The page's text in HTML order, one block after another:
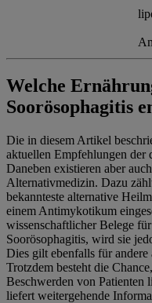
Welche
Soorösophagitis
Die in diesem Artikel
aktuellen Empfehlungen
Daneben existieren aber
Alternativmedizin. Dazu
bekannteste alternative
einem Antimykotikum
wissenschaftlicher Belege
Soorösophagitis, wird sie
Dies gilt ebenfalls für andere
Trotzdem besteht die
Beschwerden von
liefert weitergehende